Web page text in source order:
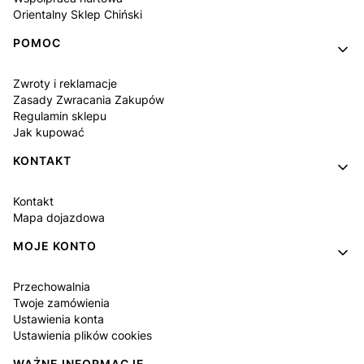
Orientalny Sklep Chiński
POMOC
Zwroty i reklamacje
Zasady Zwracania Zakupów
Regulamin sklepu
Jak kupować
KONTAKT
Kontakt
Mapa dojazdowa
MOJE KONTO
Przechowalnia
Twoje zamówienia
Ustawienia konta
Ustawienia plików cookies